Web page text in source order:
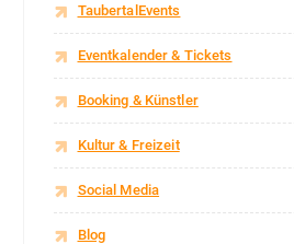
TaubertalEvents
Eventkalender & Tickets
Booking & Künstler
Kultur & Freizeit
Social Media
Blog